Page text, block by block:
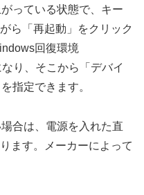
っている状態で、キー
ら「再起動」をクリック
回復環境
り、そこから「デバイ
指定できます。
合は、電源を入れた直
ます。メーカーによって